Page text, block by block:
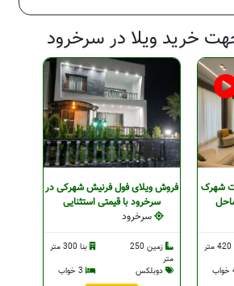
خرید ویلا در سرخرود
شهرک
فروش ویلای فول فرنیش شهرکی در
سرخرود با قیمتی استثنایی
سرخرود
زمین 250
متر
بنا 300 متر
دوبلکس